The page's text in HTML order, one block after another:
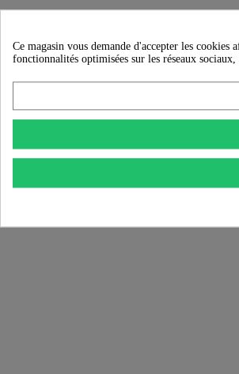
Ce magasin vous demande d'accepter les
fonctionnalités optimisées sur les réseaux